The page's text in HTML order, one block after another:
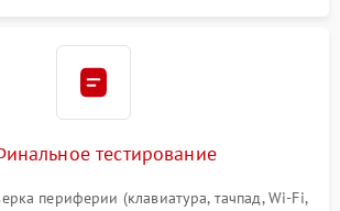
тестирование
периферии (клавиатура, тачпад, Wi-Fi,